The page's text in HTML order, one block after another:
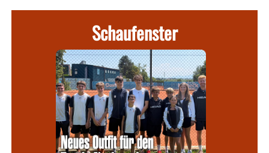
Schaufenster